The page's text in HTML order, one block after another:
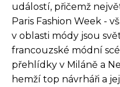
událostí, přičemž
Paris Fashion Week -
v oblasti módy jsou
francouzské módní
přehlídky v Miláně a
hemží top návrháři a